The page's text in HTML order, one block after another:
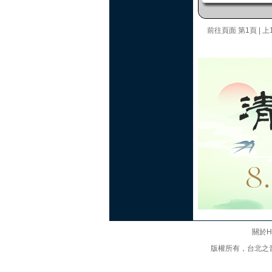
前往頁面 第1頁 上
關於
版權所有，台北